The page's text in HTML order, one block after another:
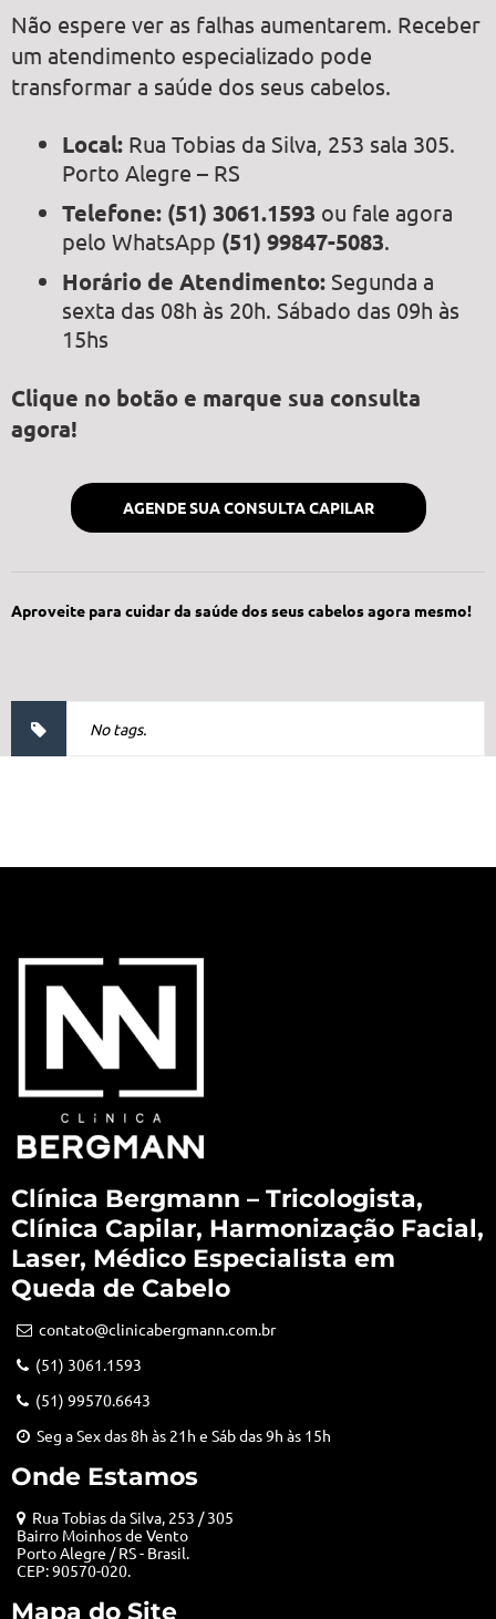
Não espere ver as falhas aumentarem. Receber
um atendimento especializado pode
transformar a saúde dos seus cabelos.
Local:Rua Tobias da Silva, 253 sala 305.
Porto Alegre – RS
Telefone: (51) 3061.1593 ou fale agora
pelo WhatsApp (51) 99847-5083.
Horário de Atendimento:Segunda a
sexta das 08h às 20h. Sábado das 09h às
15hs
Clique no botão e marque sua consulta
agora!
AGENDE SUA CONSULTA CAPILAR
Aproveite para cuidar da saúde dos seus cabelos agora mesmo!
No tags.
Clínica Bergmann – Tricologista,
Clínica Capilar, Harmonização Facial,
Laser, Médico Especialista em
Queda de Cabelo
contato@clinicabergmann.com.br
(51) 3061.1593
(51) 99570.6643
Seg a Sex das 8h às 21h e Sáb das 9h às 15h
Onde Estamos
Rua Tobias da Silva, 253 / 305
Bairro Moinhos de Vento
Porto Alegre / RS - Brasil.
CEP: 90570-020.
Mapa do Site